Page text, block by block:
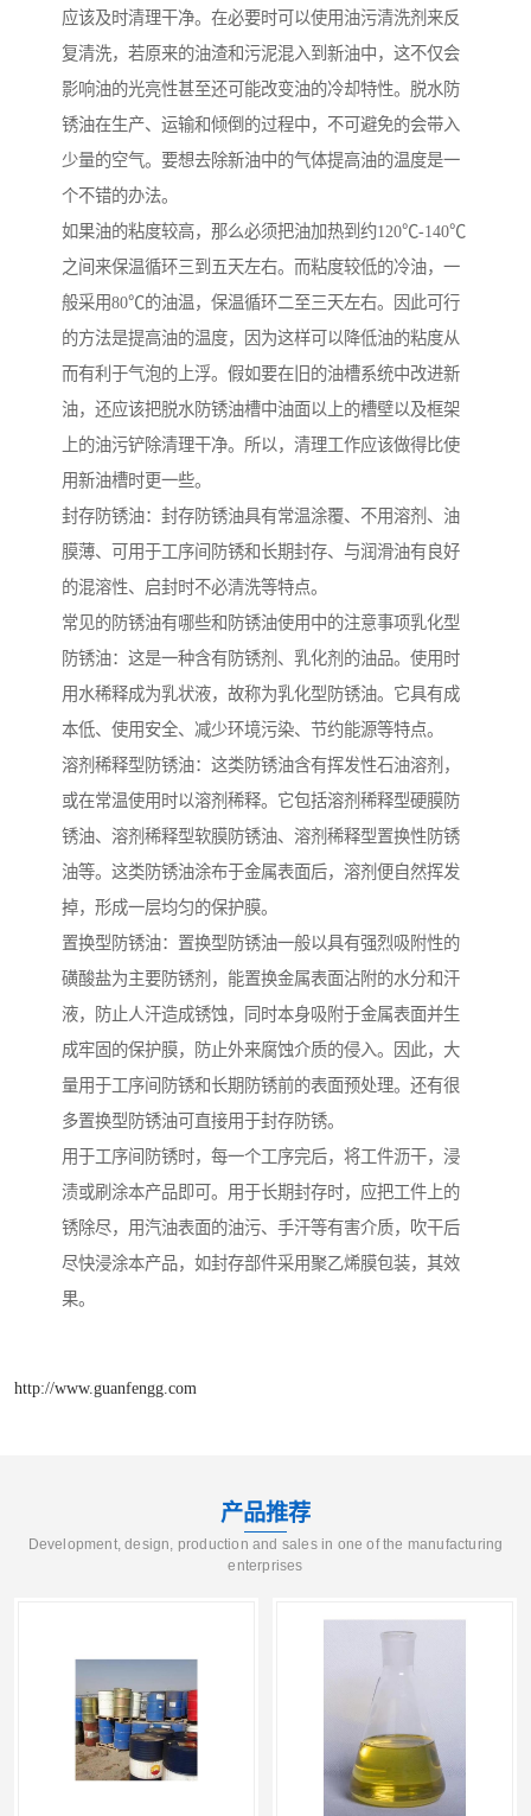
应该及时清理干净。在必要时可以使用油污清洗剂来反
复清洗，若原来的油渣和污泥混入到新油中，这不仅会
影响油的光亮性甚至还可能改变油的冷却特性。脱水防
锈油在生产、运输和倾倒的过程中，不可避免的会带入
少量的空气。要想去除新油中的气体提高油的温度是一
个不错的办法。
如果油的粘度较高，那么必须把油加热到约120℃-140℃
之间来保温循环三到五天左右。而粘度较低的冷油，一
般采用80℃的油温，保温循环二至三天左右。因此可行
的方法是提高油的温度，因为这样可以降低油的粘度从
而有利于气泡的上浮。假如要在旧的油槽系统中改进新
油，还应该把脱水防锈油槽中油面以上的槽壁以及框架
上的油污铲除清理干净。所以，清理工作应该做得比使
用新油槽时更一些。
封存防锈油：封存防锈油具有常温涂覆、不用溶剂、油
膜薄、可用于工序间防锈和长期封存、与润滑油有良好
的混溶性、启封时不必清洗等特点。
常见的防锈油有哪些和防锈油使用中的注意事项乳化型
防锈油：这是一种含有防锈剂、乳化剂的油品。使用时
用水稀释成为乳状液，故称为乳化型防锈油。它具有成
本低、使用安全、减少环境污染、节约能源等特点。
溶剂稀释型防锈油：这类防锈油含有挥发性石油溶剂，
或在常温使用时以溶剂稀释。它包括溶剂稀释型硬膜防
锈油、溶剂稀释型软膜防锈油、溶剂稀释型置换性防锈
油等。这类防锈油涂布于金属表面后，溶剂便自然挥发
掉，形成一层均匀的保护膜。
置换型防锈油：置换型防锈油一般以具有强烈吸附性的
磺酸盐为主要防锈剂，能置换金属表面沾附的水分和汗
液，防止人汗造成锈蚀，同时本身吸附于金属表面并生
成牢固的保护膜，防止外来腐蚀介质的侵入。因此，大
量用于工序间防锈和长期防锈前的表面预处理。还有很
多置换型防锈油可直接用于封存防锈。
用于工序间防锈时，每一个工序完后，将工件沥干，浸
渍或刷涂本产品即可。用于长期封存时，应把工件上的
锈除尽，用汽油表面的油污、手汗等有害介质，吹干后
尽快浸涂本产品，如封存部件采用聚乙烯膜包装，其效
果。
http://www.guanfengg.com
产品推荐
Development, design, production and sales in one of the manufacturing
enterprises